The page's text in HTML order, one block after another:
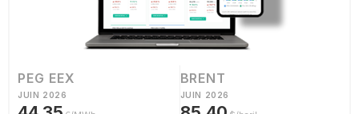
PEG EEX
JUIN 2026
BRENT
JUIN 2026